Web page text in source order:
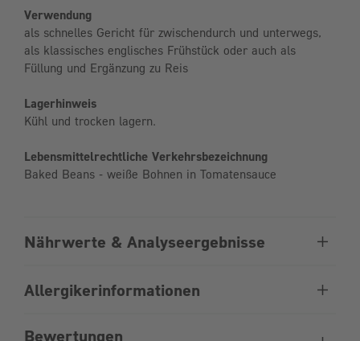
Verwendung
als schnelles Gericht für zwischendurch und unterwegs,
als klassisches englisches Frühstück oder auch als
Füllung und Ergänzung zu Reis
Lagerhinweis
Kühl und trocken lagern.
Lebensmittelrechtliche Verkehrsbezeichnung
Baked Beans - weiße Bohnen in Tomatensauce
Nährwerte & Analyseergebnisse
Allergikerinformationen
Bewertungen